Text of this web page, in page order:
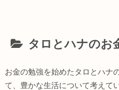
タロとハナのお
お金の勉強を始めたタロとハナ
て、豊かな生活について考えて